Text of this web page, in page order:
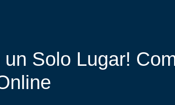
Solo Lugar!